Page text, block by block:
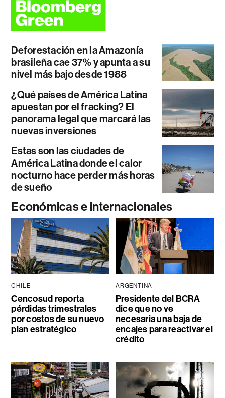
Deforestación en la Amazonía
brasileña cae 37% y apunta a su
nivel más bajo desde 1988
¿Qué países de América Latina
apuestan por el fracking? El
panorama legal que marcará las
nuevas inversiones
Estas son las ciudades de
América Latina donde el calor
nocturno hace perder más horas
de sueño
Económicas e internacionales
CHILE
Cencosud reporta
pérdidas trimestrales
por costos de su nuevo
plan estratégico
ARGENTINA
Presidente del BCRA
dice que no ve
necesaria una baja de
encajes para reactivar el
crédito